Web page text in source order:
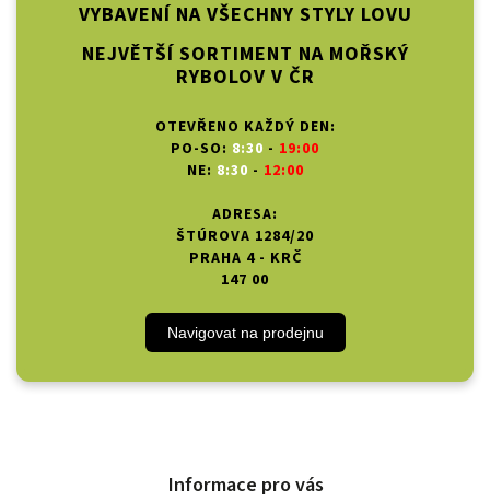
VYBAVENÍ NA VŠECHNY STYLY LOVU
NEJVĚTŠÍ SORTIMENT NA MOŘSKÝ
RYBOLOV V ČR
OTEVŘENO KAŽDÝ DEN:
PO-SO: 8:30 - 19:00
NE: 8:30 - 12:00
ADRESA:
ŠTÚROVA 1284/20
PRAHA 4 - KRČ
147 00
Navigovat na prodejnu
Informace pro vás